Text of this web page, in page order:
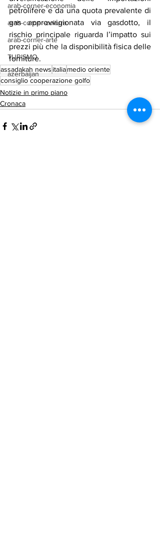
arab-corner-economia
arab-corner-cultura
arab-corner-arte
TURISMO
azerbaijan
petrolifere e da una quota prevalente di
gas approvvigionata via gasdotto, il
rischio principale riguarda l’impatto sui
prezzi più che la disponibilità fisica delle
forniture.
assadakah news italiamedio oriente
consiglio cooperazione golfo
Notizie in primo piano
Cronaca